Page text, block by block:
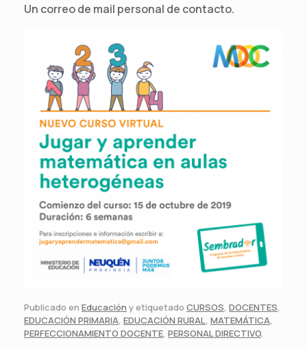
Un correo de mail personal de contacto.
Publicado en Educación y etiquetado CURSOS, DOCENTES,
EDUCACIÓN PRIMARIA, EDUCACIÓN RURAL, MATEMÁTICA,
PERFECCIONAMIENTO DOCENTE, PERSONAL DIRECTIVO.